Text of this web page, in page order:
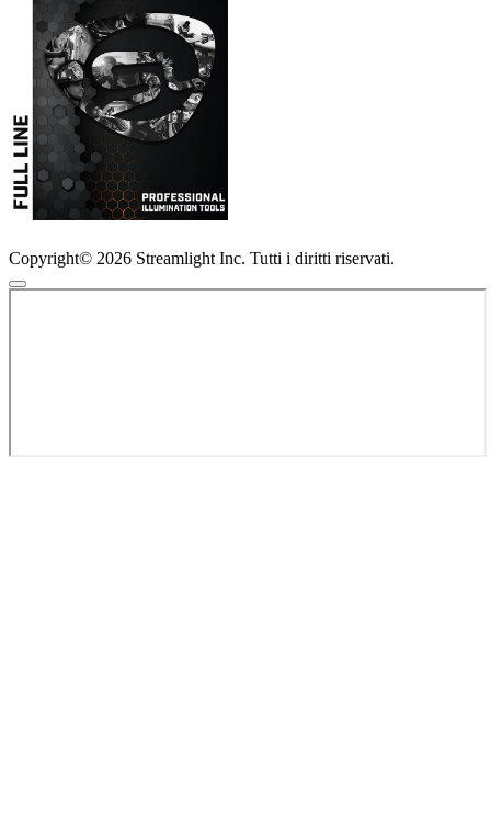
Copyright© 2026 Streamlight Inc. Tutti i diritti riservati.